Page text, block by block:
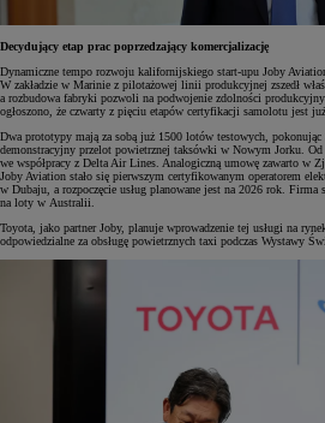
Decydujący etap prac poprzedzający komercjalizację
Dynamiczne tempo rozwoju kalifornijskiego start-upu Joby
W zakładzie w Marinie z pilotażowej linii produkcyjnej zszedł
a rozbudowa fabryki pozwoli na podwojenie zdolności
ogłoszono, że czwarty z pięciu etapów certyfikacji samolotu jest
Dwa prototypy mają za sobą już 1500 lotów testowych,
demonstracyjny przelot powietrznej taksówki w Nowym Jorku.
we współpracy z Delta Air Lines. Analogiczną umowę zawarto w
Joby Aviation stało się pierwszym certyfikowanym operatorem
w Dubaju, a rozpoczęcie usług planowane jest na 2026 rok. Firma
na loty w Australii.
Toyota, jako partner Joby, planuje wprowadzenie tej usługi na
odpowiedzialne za obsługę powietrznych taxi podczas Wystawy